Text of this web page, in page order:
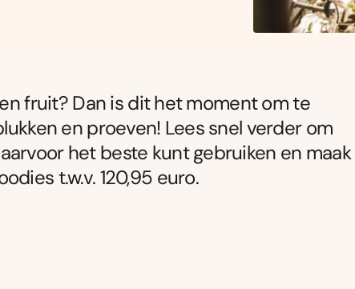
fruit? Dan is dit het moment omte
en proeven! Lees snel verder om
het beste kunt gebruiken en maak
t.w.v. 120,95 euro.